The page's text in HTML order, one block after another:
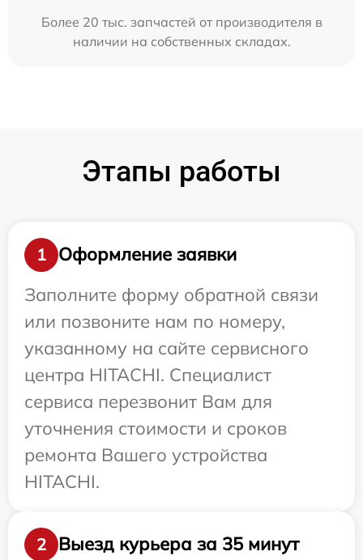
Более 20 тыс. запчастей от производителя в
наличии на собственных складах.
Этапы работы
1
Оформление заявки
Заполните форму обратной связи
или позвоните нам по номеру,
указанному на сайте сервисного
центра HITACHI. Специалист
сервиса перезвонит Вам для
уточнения стоимости и сроков
ремонта Вашего устройства
HITACHI.
2 Выезд курьера за 35 минут